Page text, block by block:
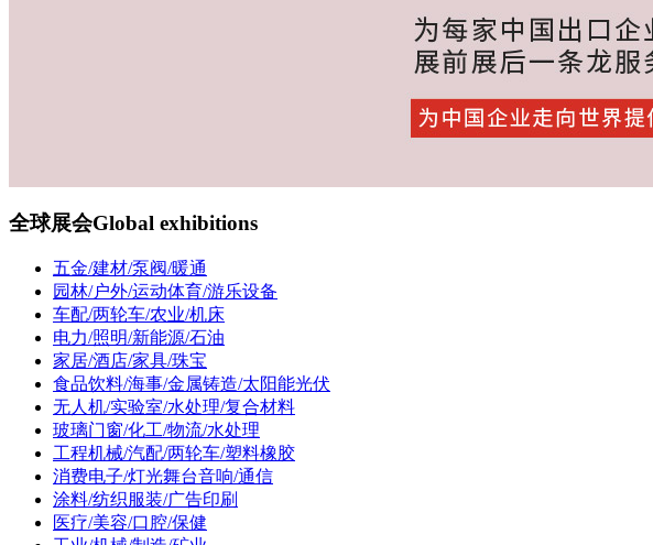
全球展会Global exhibitions
五金/建材/泵阀/暖通
园林/户外/运动体育/游乐设备
车配/两轮车/农业/机床
电力/照明/新能源/石油
家居/酒店/家具/珠宝
食品饮料/海事/金属铸造/太阳能光伏
无人机/实验室/水处理/复合材料
玻璃门窗/化工/物流/水处理
工程机械/汽配/两轮车/塑料橡胶
消费电子/灯光舞台音响/通信
涂料/纺织服装/广告印刷
医疗/美容/口腔/保健